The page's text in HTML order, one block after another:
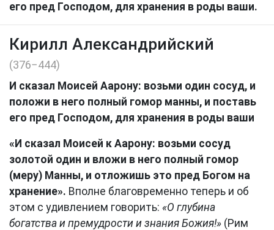
его пред Господом, для хранения в роды ваши.
Кирилл Александрийский
(376−444)
И сказал Моисей Аарону: возьми один сосуд, и
положи в него полный гомор манны, и поставь
его пред Господом, для хранения в роды ваши
«И сказал Моисей к Аарону: возьми сосуд
золотой один и вложи в него полный гомор
(меру) Манны, и отложишь это пред Богом на
хранение». Вполне благовременно теперь и об
этом с удивлением говорить: «О глубина
богатства и премудрости и знания Божия!» (Рим